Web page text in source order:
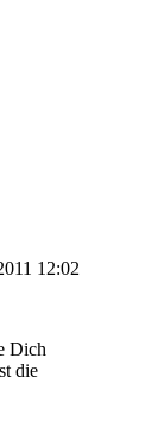
12:02
Dich
die